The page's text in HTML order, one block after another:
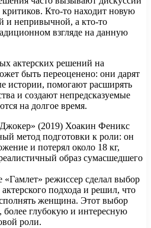
критиков. Кто-то находит новую
и непривычной, а кто-то
взгляде на данную
актерских решений на
быть переоценено: они дарят
истории, помогают расширять
и создают непредсказуемые
на долгое время.
(2019) Хоакин Феникс
метод подготовки к роли: он
и потерял около 18 кг,
образ сумасшедшего
«Гамлет» режиссер сделал выбор
подхода и решил, что
женщина. Этот выбор
более глубокую и интересную
роли.